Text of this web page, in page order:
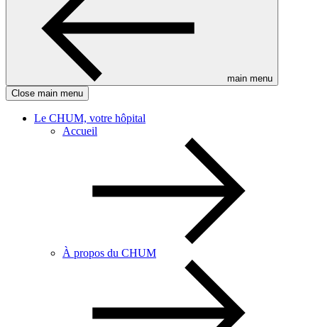
main menu
Close main menu
Le CHUM, votre hôpital
Accueil
À propos du CHUM